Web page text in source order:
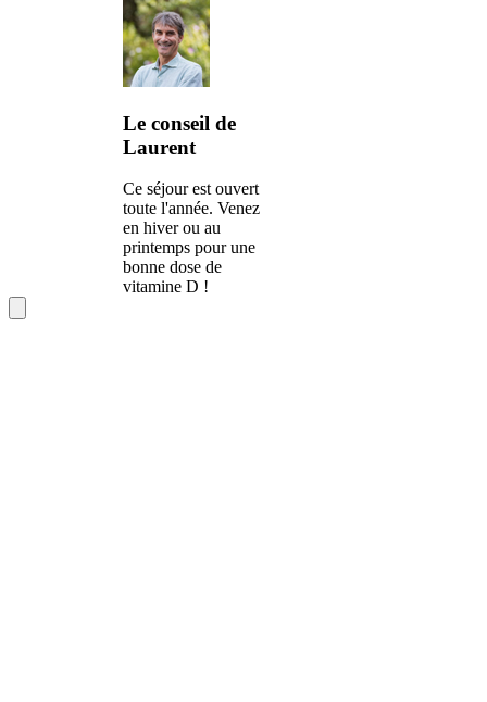
Le conseil de
Laurent
Ce séjour est ouvert
toute l'année. Venez
en hiver ou au
printemps pour une
bonne dose de
vitamine D !